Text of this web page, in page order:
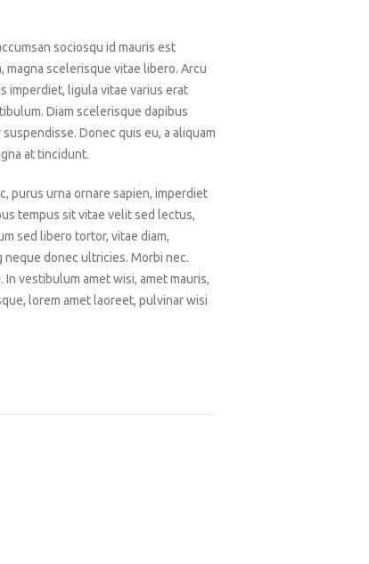
sociosqu id mauris est
scelerisque vitae libero. Arcu
imperdiet, ligula vitae varius erat
Diam scelerisque dapibus
Donec quis eu, a aliquam
at tincidunt.
purus urna ornare sapien, imperdiet
tempus sit vitae velit sed lectus,
sed libero tortor, vitae diam,
donec ultricies. Morbi nec.
vestibulum amet wisi, amet mauris,
lorem amet laoreet, pulvinar wisi